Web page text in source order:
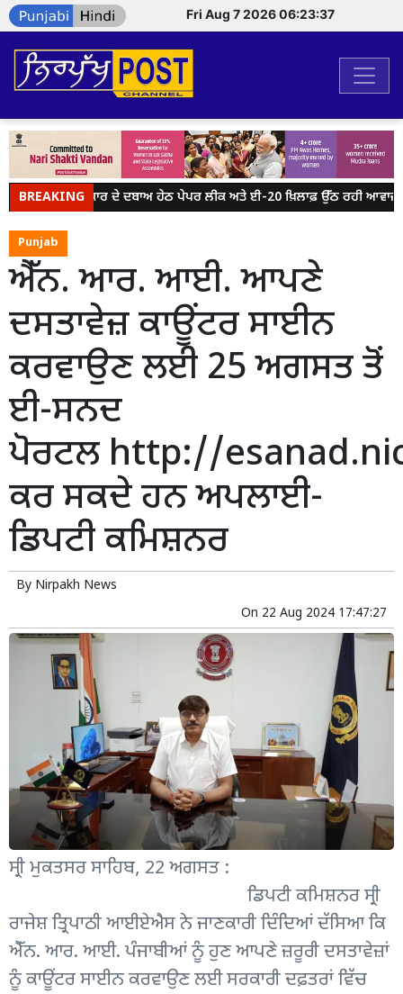
Fri Aug 7 2026 06:23:37
BREAKING
ਮੋਦੀ ਸਰਕਾਰ ਦੇ ਦਬਾਅ ਹੇਠ ਪੇਪਰ ਲੀਕ ਅਤੇ ਈ-20 ਖ਼ਿਲਾਫ਼ ਉੱਠ ਰਹੀ ਆਵਾਜ਼ ਨੂੰ
Punjab
ਐੱਨ. ਆਰ. ਆਈ. ਆਪਣੇ
ਦਸਤਾਵੇਜ਼ ਕਾਊਂਟਰ ਸਾਈਨ
ਕਰਵਾਉਣ ਲਈ 25 ਅਗਸਤ ਤੋਂ
ਈ-ਸਨਦ
ਪੋਰਟਲ http://
ਕਰ ਸਕਦੇ ਹਨ ਅਪਲਾਈ-
ਡਿਪਟੀ ਕਮਿਸ਼ਨਰ
By Nirpakh News
On 22 Aug 2024 17:47:27
ਸ੍ਰੀ ਮੁਕਤਸਰ ਸਾਹਿਬ, 22 ਅਗਸਤ :
ਡਿਪਟੀ ਕਮਿਸ਼ਨਰ ਸ੍ਰੀ
ਰਾਜੇਸ਼ ਤ੍ਰਿਪਾਠੀ ਆਈਏਐਸ ਨੇ ਜਾਣਕਾਰੀ ਦਿੰਦਿਆਂ ਦੱਸਿਆ ਕਿ
ਐੱਨ. ਆਰ. ਆਈ. ਪੰਜਾਬੀਆਂ ਨੂੰ ਹੁਣ ਆਪਣੇ ਜ਼ਰੂਰੀ ਦਸਤਾਵੇਜ਼ਾਂ
ਨੂੰ ਕਾਊਂਟਰ ਸਾਈਨ ਕਰਵਾਉਣ ਲਈ ਸਰਕਾਰੀ ਦਫ਼ਤਰਾਂ ਵਿੱਚ